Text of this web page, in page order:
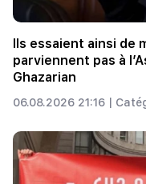
Ils essaient ainsi de
parviennent pas à
Ghazarian
06.08.2026 21:16 |